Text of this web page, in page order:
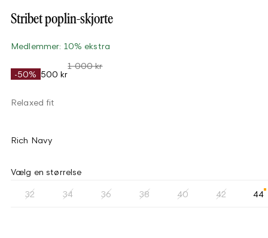
Stribet poplin-skjorte
Medlemmer: 10% ekstra
-50% 500 kr
1 000 kr
Relaxed fit
Rich Navy
Vælg en størrelse
32 34 36 38 40 42 44